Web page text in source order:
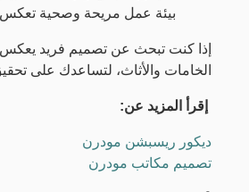
بيئة عمل مريحة وصحية تعكس
إذا كنت تبحث عن تصميم فريد يعكس
الخامات والأثاث، لتساعدك على
إقرأ المزيد عن:
ديكور ريسبشن مودرن
تصميم مكاتب مودرن